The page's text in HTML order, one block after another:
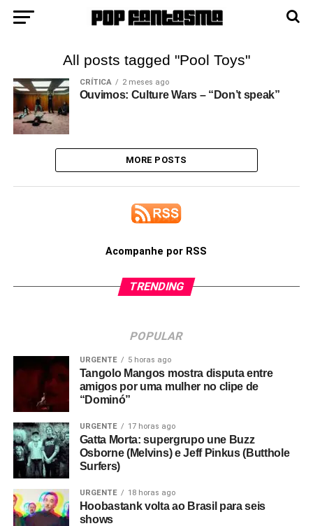
All posts tagged "Pool Toys"
CRÍTICA 2 meses ago
Ouvimos: Culture Wars – “Don’t speak”
MORE POSTS
Acompanhe por RSS
TRENDING
POPULAR
URGENTE 5 horas ago
Tangolo Mangos mostra disputa entre
amigos por uma mulher no clipe de
“Dominó”
URGENTE 17 horas ago
Gatta Morta: supergrupo une Buzz
Osborne (Melvins) e Jeff Pinkus (Butthole
Surfers)
URGENTE 18 horas ago
Hoobastank volta ao Brasil para seis
shows